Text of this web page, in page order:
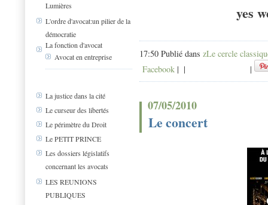
Lumières
L'ordre d'avocat:un pilier de la
démocratie
La fonction d'avocat
Avocat en entreprise
La justice dans la cité
Le curseur des libertés
Le périmètre du Droit
Le PETIT PRINCE
Les dossiers législatifs
concernant les avocats
LES REUNIONS
PUBLIQUES
yes
17:50 Publié dans zLe cercle
Facebook | | |
07/05/2010
Le concert